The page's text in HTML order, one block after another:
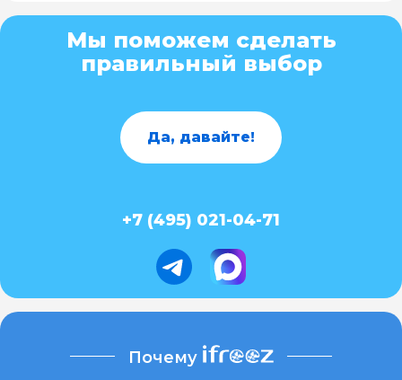
Мы поможем сделать
правильный выбор
Да, давайте!
+7 (495) 021-04-71
Почему